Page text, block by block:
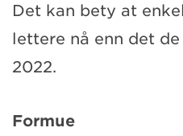
Det kan bety at
lettere nå enn det
2022.
Formue